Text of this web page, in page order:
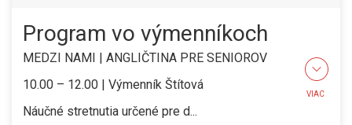
Program vo výmenníkoch
MEDZI NAMI | ANGLIČTINA PRE SENIOROV
10.00 – 12.00 | Výmenník Štítová
Náučné stretnutia určené pre d...
VIAC